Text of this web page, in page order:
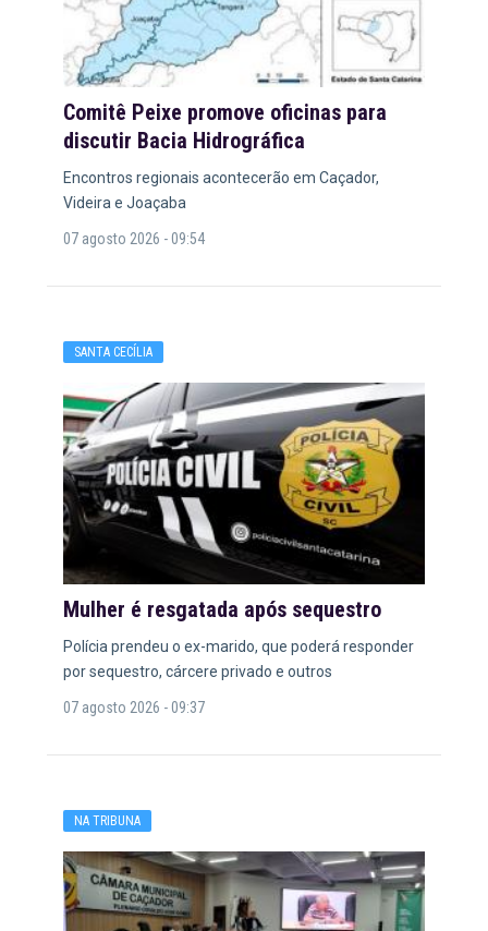
Comitê Peixe promove oficinas para
discutir Bacia Hidrográfica
Encontros regionais acontecerão em Caçador,
Videira e Joaçaba
07 agosto 2026 - 09:54
SANTA CECÍLIA
Mulher é resgatada após sequestro
Polícia prendeu o ex-marido, que poderá responder
por sequestro, cárcere privado e outros
07 agosto 2026 - 09:37
NA TRIBUNA